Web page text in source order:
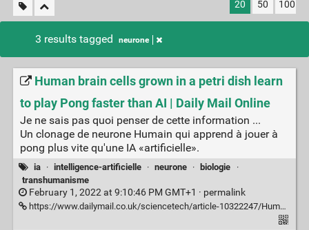
20 50 100
3 results tagged neurone
Human brain cells grown in a petri dish learn
to play Pong faster than AI | Daily Mail Online
Je ne sais pas quoi penser de cette information ...
Un clonage de neurone Humain qui apprend à jouer à
pong plus vite qu'une IA «artificielle».
ia · intelligence-artificielle · neurone · biologie
·
transhumanisme
February 1, 2022 at 9:10:46 PM GMT+1 · permalink
https://www.dailymail.co.uk/sciencetech/article-10322247/Human-brain-cells-grown-petri-dish-learn-play-Pong-faster-AII.html